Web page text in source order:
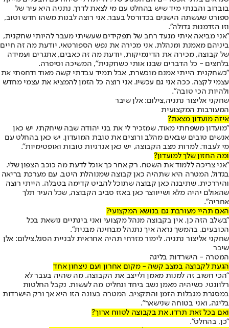
בוברוב והבנתי מיד שיש בהחלט עם מי לצאת לדרך. נתניה היא עיר של
ספורט שעשתה הישגים בכדורסל בעבר. אני רוצה לבנות משהו חדש וטוב,
וזו הזדמנות גדולה".
"אני מביאה איתי מנעד רחב של תפקידים שעשיתי מעבר להיותי שחקנית,
ביניהם מאמנת ומנהלת. אני מכירה את נפש הספורטאי, יודעת מה זה חיים
של קבוצה, מכירה את הדינמיקות, יודעת מה זה כאבים, אתגרים ועמידה
בלחצים - כל הדברים שבנו אותי כשחקנית", המשיכה וסיפרה.
"כשחקנית הייתי אמנם מוכשרת, אבל תמיד עבדתי קשה מאוד ודחפתי את
עצמי לקצה. ככה אני גם עכשיו. אני רוצה כל הזמן להמציא את עצמי מחדש
ולהיות הכי טובה".
שחקני אליצור נתניה,צילום: אלן שיבר
המעורבות המקצועית
איזה מועדון מצאת?
״מועדון משפחתי מאוד, שמזכיר לי את בני יהודה שבה שיחקתי. יש כאן
אנשים טובים שבאים מהלב ורוצים את טובת המועדון. יש כאן בהחלט עם
מי לעבוד. למרות מצב הקבוצה, יש כאן אנרגיות טובות ואופטימיות״.
ומה החזון שלך למועדון?
״אני צריכה ללמוד את השטח. רק אחר כך אוכל לדעת מה כוכב הצפון שלי.
בגדול, המטרה היא שתהיה כאן קבוצה שמנוהלת היטב, עם מערכת בריאה
והיררכית. שתיבנה כאן קבוצה שתוכל להביט קדימה בטבלה. הייתי רוצה
שהאולם יהיה מלא ושייווצר כאן באזז סביב הקבוצה, שכל העיר תלך
אחריה״.
האם תהיי מעורבת גם בנושא המקצועי?
״בשלב הזה כן. אין בקבוצה מנהל מקצועי ואני בינתיים נושאת בכל
הכובעים. בהמשך נראה איך נתנהל מבחינה מבנית״.
שחקני אליצור נתניה. לימור מזרחי תהיה אחראית לבניית הסגל,צילום: אלן
שיבר
המטרה - הישרדות בליגה
הגעת לקבוצה במצב קשה - מקום אחרון ועם ניצחון אחד
״הכי חשוב זה למנות מאמן ולייצב את הקבוצה. מה שהיה בעבר לא
רלוונטי. כשיהיה מאמן נשב ביחד ונחליט מה לעשות. נקבל החלטות
במסגרת מגבלות הזמן והתקציב. המטרה בעונה הזו היא אך ורק הישרדות
בליגה, ואני בטוחה שנישאר״.
ואם בכל זאת תרדו, את בקבוצה לטווח ארוך?
״כן, בהחלט״.